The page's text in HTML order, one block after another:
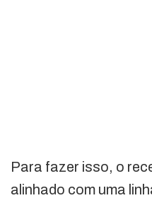
Para fazer isso, o
alinhado com uma